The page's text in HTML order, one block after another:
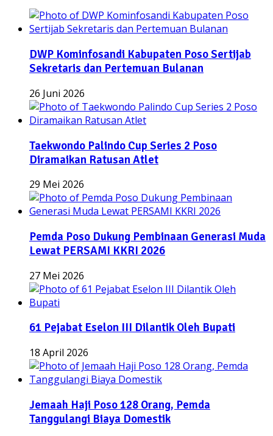
DWP Kominfosandi Kabupaten Poso Sertijab
Sekretaris dan Pertemuan Bulanan
26 Juni 2026
Taekwondo Palindo Cup Series 2 Poso
Diramaikan Ratusan Atlet
29 Mei 2026
Pemda Poso Dukung Pembinaan Generasi Muda
Lewat PERSAMI KKRI 2026
27 Mei 2026
61 Pejabat Eselon III Dilantik Oleh Bupati
18 April 2026
Jemaah Haji Poso 128 Orang, Pemda
Tanggulangi Biaya Domestik